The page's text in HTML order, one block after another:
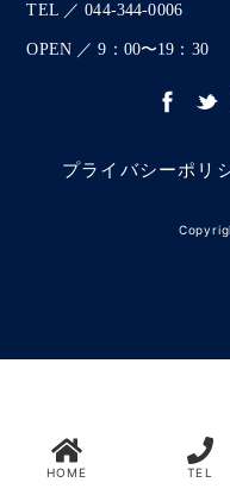
TEL ／ 044-344-0006
OPEN ／ 9：00〜19：30
プライバシーポリ
HOME TEL